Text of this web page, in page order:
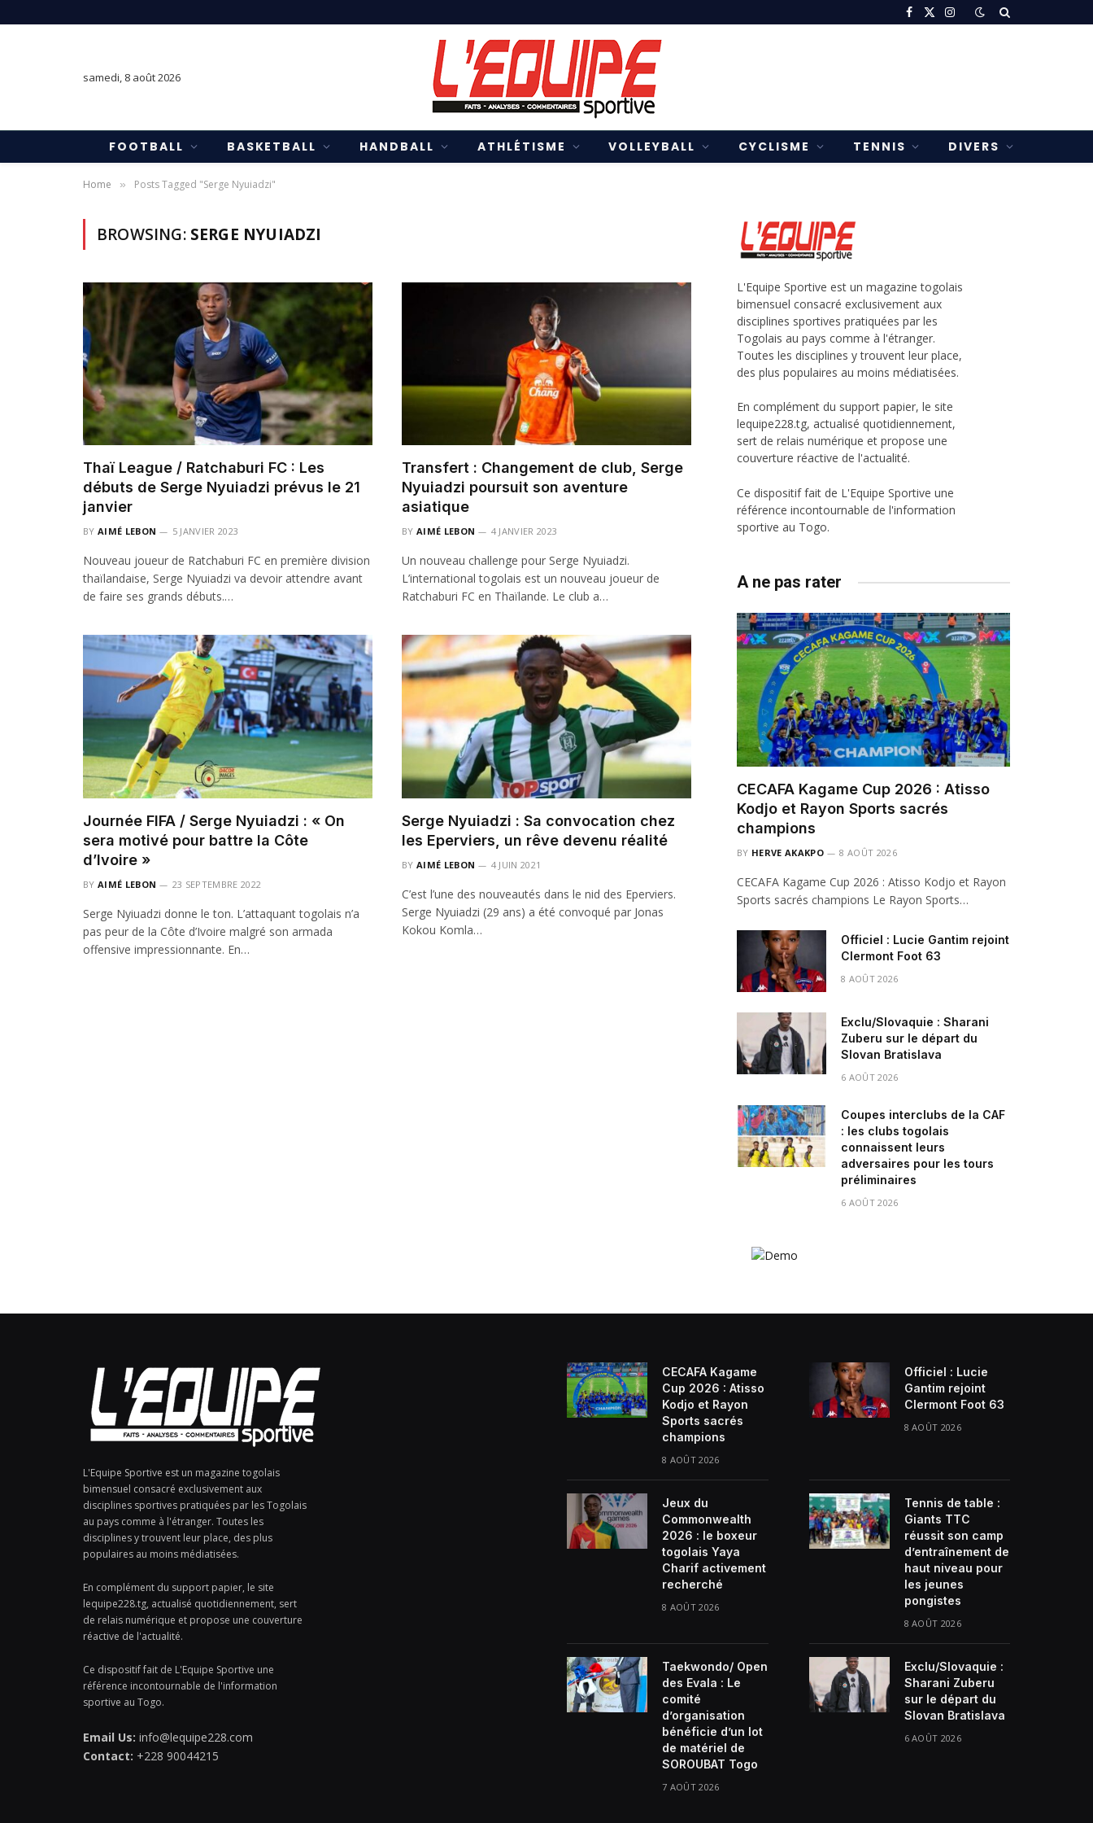
Facebook
X
Instagram
samedi, 8 août 2026
FOOTBALL BASKETBALL HANDBALL ATHLÉTISME VOLLEYBALL CYCLISME TENNIS DIVERS
Home » Posts Tagged "Serge Nyuiadzi"
BROWSING: SERGE NYUIADZI
Thaï League / Ratchaburi FC : Les
débuts de Serge Nyuiadzi prévus le 21
janvier
BY AIMÉ LEBON 5 JANVIER 2023
Nouveau joueur de Ratchaburi FC en première division
thaïlandaise, Serge Nyuiadzi va devoir attendre avant
de faire ses grands débuts.…
Transfert : Changement de club, Serge
Nyuiadzi poursuit son aventure
asiatique
BY AIMÉ LEBON 4 JANVIER 2023
Un nouveau challenge pour Serge Nyuiadzi.
L’international togolais est un nouveau joueur de
Ratchaburi FC en Thaïlande. Le club a…
Journée FIFA / Serge Nyuiadzi : « On
sera motivé pour battre la Côte
d’Ivoire »
BY AIMÉ LEBON 23 SEPTEMBRE 2022
Serge Nyiuadzi donne le ton. L’attaquant togolais n’a
pas peur de la Côte d’Ivoire malgré son armada
offensive impressionnante. En…
Serge Nyuiadzi : Sa convocation chez
les Eperviers, un rêve devenu réalité
BY AIMÉ LEBON 4 JUIN 2021
C’est l’une des nouveautés dans le nid des Eperviers.
Serge Nyuiadzi (29 ans) a été convoqué par Jonas
Kokou Komla…
L'Equipe Sportive est un magazine togolais
bimensuel consacré exclusivement aux
disciplines sportives pratiquées par les
Togolais au pays comme à l'étranger.
Toutes les disciplines y trouvent leur place,
des plus populaires au moins médiatisées.
En complément du support papier, le site
lequipe228.tg, actualisé quotidiennement,
sert de relais numérique et propose une
couverture réactive de l'actualité.
Ce dispositif fait de L'Equipe Sportive une
référence incontournable de l'information
sportive au Togo.
A ne pas rater
CECAFA Kagame Cup 2026 : Atisso
Kodjo et Rayon Sports sacrés
champions
BY HERVE AKAKPO 8 AOÛT 2026
CECAFA Kagame Cup 2026 : Atisso Kodjo et Rayon
Sports sacrés champions Le Rayon Sports…
Officiel : Lucie Gantim rejoint
Clermont Foot 63
8 AOÛT 2026
Exclu/Slovaquie : Sharani
Zuberu sur le départ du
Slovan Bratislava
6 AOÛT 2026
Coupes interclubs de la CAF
: les clubs togolais
connaissent leurs
adversaires pour les tours
préliminaires
6 AOÛT 2026
L'Equipe Sportive est un magazine togolais
bimensuel consacré exclusivement aux
disciplines sportives pratiquées par les Togolais
au pays comme à l'étranger. Toutes les
disciplines y trouvent leur place, des plus
populaires au moins médiatisées.
En complément du support papier, le site
lequipe228.tg, actualisé quotidiennement, sert
de relais numérique et propose une couverture
réactive de l'actualité.
Ce dispositif fait de L'Equipe Sportive une
référence incontournable de l'information
sportive au Togo.
Email Us: info@lequipe228.com
Contact: +228 90044215
CECAFA Kagame
Cup 2026 : Atisso
Kodjo et Rayon
Sports sacrés
champions
8 AOÛT 2026
Officiel : Lucie
Gantim rejoint
Clermont Foot 63
8 AOÛT 2026
Jeux du
Commonwealth
2026 : le boxeur
togolais Yaya
Charif activement
recherché
8 AOÛT 2026
Tennis de table :
Giants TTC
réussit son camp
d’entraînement de
haut niveau pour
les jeunes
pongistes
8 AOÛT 2026
Taekwondo/ Open
des Evala : Le
comité
d’organisation
bénéficie d’un lot
de matériel de
SOROUBAT Togo
7 AOÛT 2026
Exclu/Slovaquie :
Sharani Zuberu
sur le départ du
Slovan Bratislava
6 AOÛT 2026